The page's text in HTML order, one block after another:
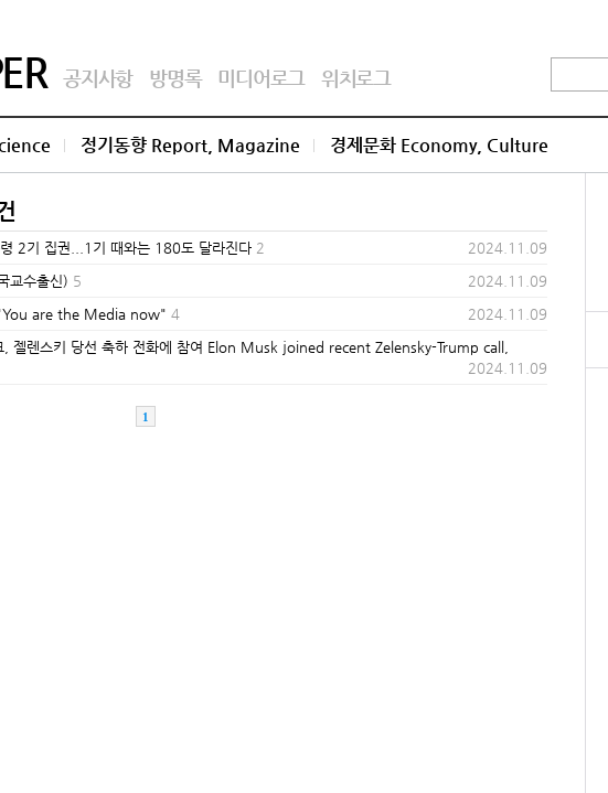
공지사항 방명록 미디어로그 위치로그
정기동향 Report, Magazine 경제문화 Economy, Culture
2기 집권...1기 때와는 180도 달라진다 2
2024.11.09
교수출신) 5
2024.11.09
"You are the Media now" 4
2024.11.09
, 젤렌스키 당선 축하 전화에 참여 Elon Musk joined recent Zelensky-Trump call,
2024.11.09
1